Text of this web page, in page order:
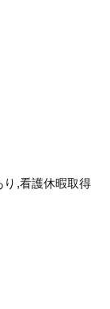
り,看護休暇取得